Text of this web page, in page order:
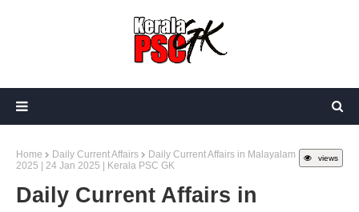
views
Home Daily Current Affairs
Daily Current Affairs in Malayalam
2025 | 24 Jan 2025 | Kerala PSC GK
Daily Current Affairs in